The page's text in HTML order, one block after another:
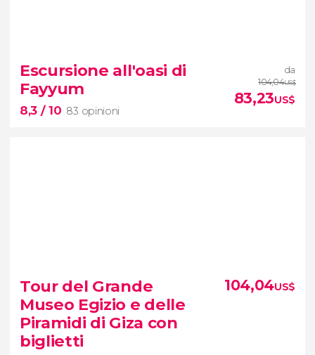
1.489 opinioni
alle piramidi di Giza, Menfi e Saqqara
Escursione all'oasi di
Fayyum
8,3 / 10 83 opinioni
da
104,04US$
83,23US$
83 opinioni
escursione all'oasi di Fayyum
Tour del Grande
Museo Egizio e delle
Piramidi di Giza con
biglietti
104,04US$